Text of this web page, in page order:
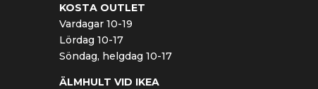
KOSTA OUTLET
Vardagar 10-19
Lördag 10-17
Söndag, helgdag 10-17
ÄLMHULT VID IKEA